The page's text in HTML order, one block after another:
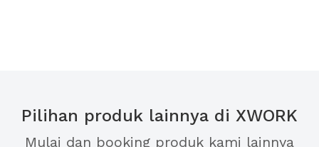
Pilihan produk lainnya di XWORK
Mulai dan booking produk kami lainnya